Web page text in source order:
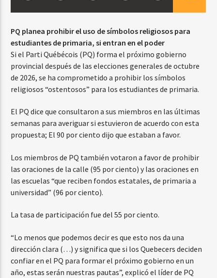
Beone Radio
PQ planea prohibir el uso de símbolos religiosos para
estudiantes de primaria, si entran en el poder
Si el Parti Québécois (PQ) forma el próximo gobierno
provincial después de las elecciones generales de octubre
de 2026, se ha comprometido a prohibir los símbolos
religiosos “ostentosos” para los estudiantes de primaria.
El PQ dice que consultaron a sus miembros en las últimas
semanas para averiguar si estuvieron de acuerdo con esta
propuesta; El 90 por ciento dijo que estaban a favor.
Los miembros de PQ también votaron a favor de prohibir
las oraciones de la calle (95 por ciento) y las oraciones en
las escuelas “que reciben fondos estatales, de primaria a
universidad” (96 por ciento).
La tasa de participación fue del 55 por ciento.
“Lo menos que podemos decir es que esto nos da una
dirección clara (…) y significa que si los Quebecers deciden
confiar en el PQ para formar el próximo gobierno en un
año, estas serán nuestras pautas”, explicó el líder de PQ